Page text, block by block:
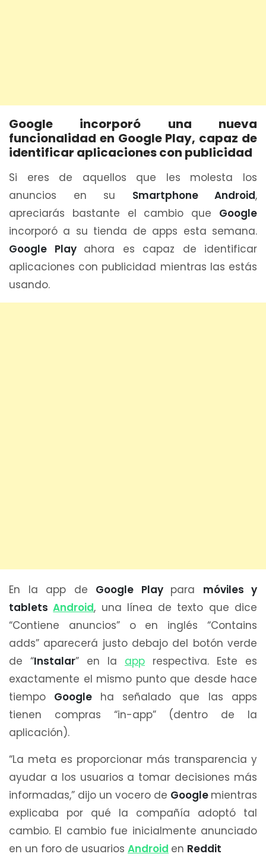
Google incorporó una nueva
funcionalidad en Google Play, capaz de
identificar aplicaciones con publicidad
Si eres de aquellos que les molesta los
anuncios en su Smartphone Android,
apreciarás bastante el cambio que Google
incorporó a su tienda de apps esta semana.
Google Play ahora es capaz de identificar
aplicaciones con publicidad mientras las estás
usando.
En la app de Google Play para móviles y
tabletsAndroid, una línea de texto que dice
“Contiene anuncios” o en inglés “Contains
adds” aparecerá justo debajo del botón verde
de “Instalar” en la app respectiva. Este es
exactamente el mismo punto que desde hace
tiempo Google ha señalado que las apps
tienen compras “in-app” (dentro de la
aplicación).
“La meta es proporcionar más transparencia y
ayudar a los usuarios a tomar decisiones más
informadas,” dijo un vocero de Google mientras
explicaba por qué la compañía adoptó tal
cambio. El cambio fue inicialmente anunciado
en un foro de usuarios Android en Reddit